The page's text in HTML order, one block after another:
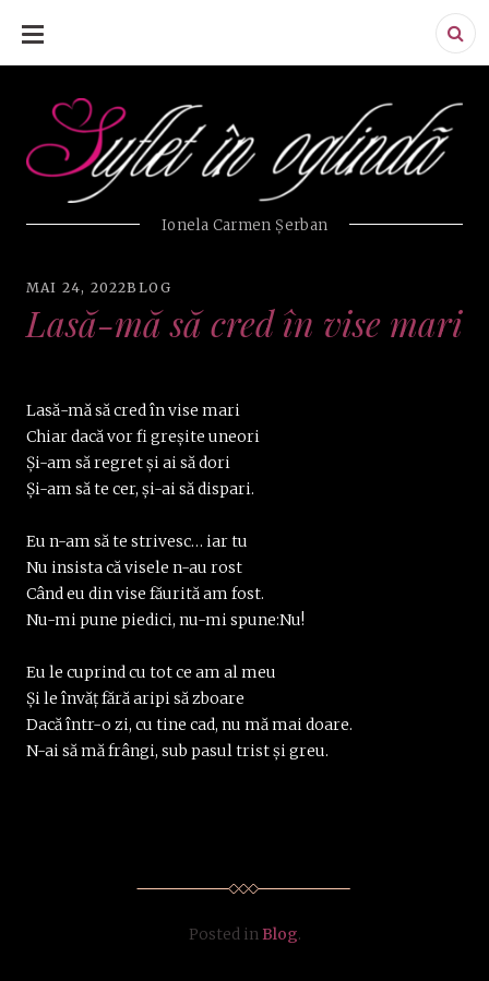
SKIP
CONTENT
Ionela Carmen Şerban
MAI 24, 2022BLOG
Lasă-mă să cred în vise mari
Lasă-mă să cred în vise mari
Chiar dacă vor fi greșite uneori
Și-am să regret și ai să dori
Și-am să te cer, și-ai să dispari.
Eu n-am să te strivesc… iar tu
Nu insista că visele n-au rost
Când eu din vise făurită am fost.
Nu-mi pune piedici, nu-mi spune:Nu!
Eu le cuprind cu tot ce am al meu
Și le învăț fără aripi să zboare
Dacă într-o zi, cu tine cad, nu mă mai doare.
N-ai să mă frângi, sub pasul trist și greu.
Posted in Blog.